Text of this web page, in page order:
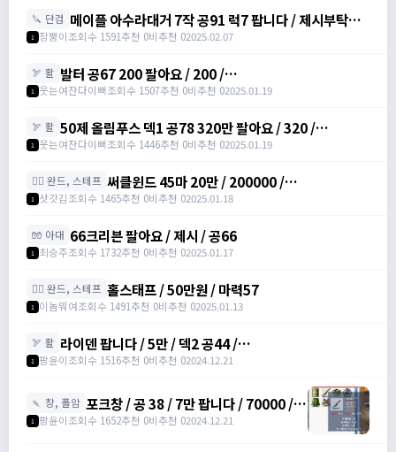
🔪 단검 메이플 아수라대거 7작 공91 럭7 팝니다 / 제시부탁드
려요 / 아수라대거
1 장뿡이조회수 1591추천 0비추천 02025.02.07
🏹 활 발터 공67 200 팔아요 / 200 /
https://open.kakao.com/o/sudvnjbh
1 웃는여잔다이뻐조회수 1507추천 0비추천 02025.01.19
🏹 활 50제 올림푸스 덱1 공78 320만 팔아요 / 320 /
https://open.kakao.com/o/sudvnjbh
1 웃는여잔다이뻐조회수 1446추천 0비추천 02025.01.19
🧙‍♀️ 완드, 스테프 써클윈드 45마 20만 / 200000 /
https://open.kakao.com/o/sqsdWdbh
1 삿갓김조회수 1465추천 0비추천 02025.01.18
🧤 아대 66크리븐 팔아요 / 제시 / 공66
1 최승주조회수 1732추천 0비추천 02025.01.17
🧙‍♀️ 완드, 스테프 홀스태프 / 50만원 / 마력57
1 이놈뭐여조회수 1491추천 0비추천 02025.01.13
🏹 활 라이덴 팝니다 / 5만 / 덱2 공44 /
https://open.kakao.com/o/szTBqf6g
1 팡윤이조회수 1516추천 0비추천 02024.12.21
🍡 창, 폴암 포크창 / 공 38 / 7만 팝니다 / 70000 /
포크 창 /
https://open.kakao.com/o/szTBqf6g
1 팡윤이조회수 1652추천 0비추천 02024.12.21